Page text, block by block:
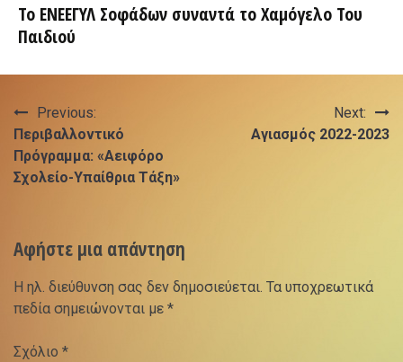
Το ΕΝΕΕΓΥΛ Σοφάδων συναντά το Χαμόγελο Του
Παιδιού
Πλοήγηση
άρθρων
Previous:
Περιβαλλοντικό
Πρόγραμμα: «Αειφόρο
Σχολείο-Υπαίθρια Τάξη»
Next:
Αγιασμός 2022-2023
Αφήστε μια απάντηση
Η ηλ. διεύθυνση σας δεν δημοσιεύεται. Τα υποχρεωτικά
πεδία σημειώνονται με *
Σχόλιο *